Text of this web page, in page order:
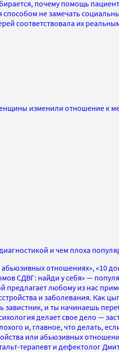
почему помощь
способом не замечать
соответствовала их
изменили отношение к
и чем плоха
отношениях», «10
СДВГ: найди у себя» —
предлагает любому из нас
и заболевания. Как
завистник, и ты начинаешь
делает свое дело —
и, главное, что делать,
или абьюзивных
терапевт и дефектолог